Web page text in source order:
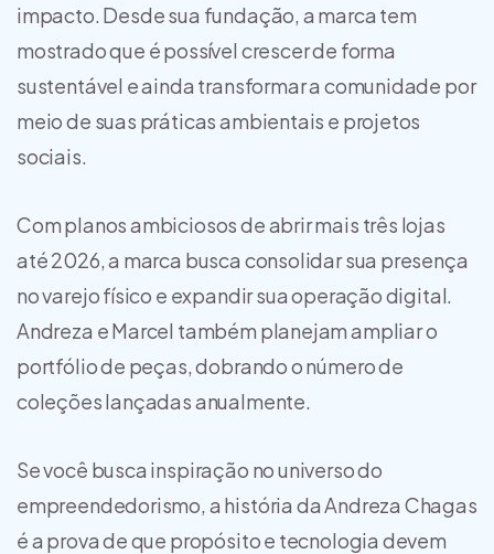
impacto. Desde sua fundação, a marca tem
mostrado que é possível crescer de forma
sustentável e ainda transformar a comunidade por
meio de suas práticas ambientais e projetos
sociais.
Com planos ambiciosos de abrir mais três lojas
até 2026, a marca busca consolidar sua presença
no varejo físico e expandir sua operação digital.
Andreza e Marcel também planejam ampliar o
portfólio de peças, dobrando o número de
coleções lançadas anualmente.
Se você busca inspiração no universo do
empreendedorismo, a história da Andreza Chagas
é a prova de que propósito e tecnologia devem